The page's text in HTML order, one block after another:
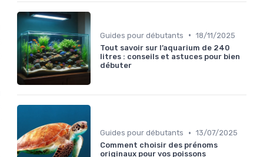
Guides pour débutants • 18/11/2025
Tout savoir sur l’aquarium de 240
litres : conseils et astuces pour bien
débuter
Guides pour débutants • 13/07/2025
Comment choisir des prénoms
originaux pour vos poissons